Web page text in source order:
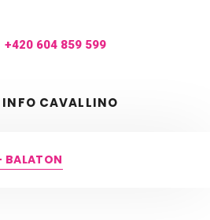
+420 604 859 599
INFO CAVALLINO
BALATON